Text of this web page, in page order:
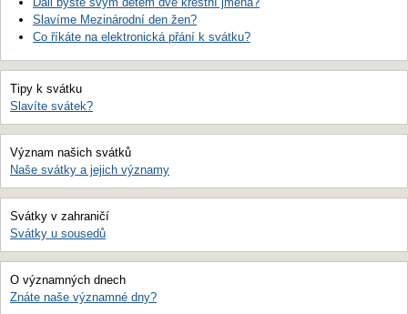
Slavíme Mezinárodní den žen?
Co říkáte na elektronická přání k svátku?
Tipy k svátku
Slavíte svátek?
Význam našich svátků
Naše svátky a jejich významy
Svátky v zahraničí
Svátky u sousedů
O významných dnech
Znáte naše významné dny?